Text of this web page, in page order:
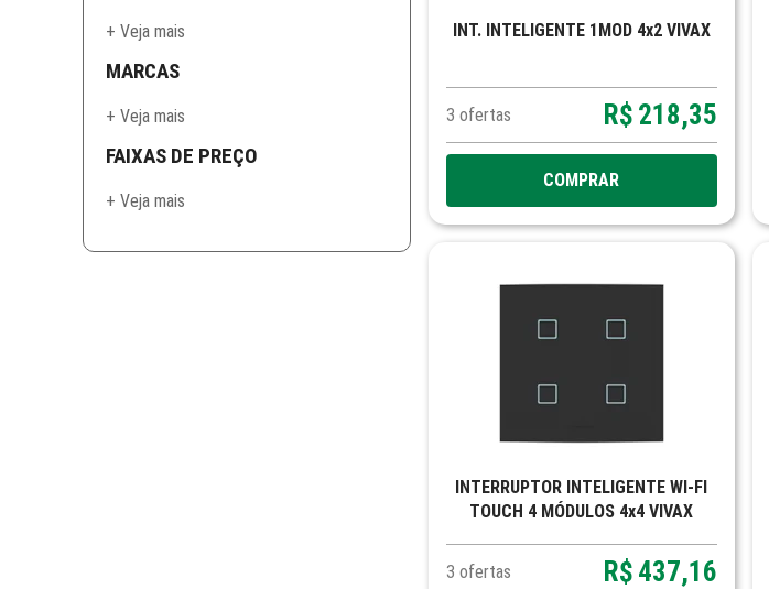
+ Veja mais
MARCAS
+ Veja mais
FAIXAS DE PREÇO
+ Veja mais
INT. INTELIGENTE 1MOD 4x2 VIVAX
3 ofertas R$ 218,35
COMPRAR
INTERRUPTOR INTELIGENTE WI-FI
TOUCH 4 MÓDULOS 4x4 VIVAX
3 ofertas R$ 437,16